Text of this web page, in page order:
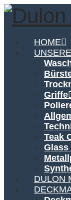
HOME
Griffe
Teak
Glass
DULON